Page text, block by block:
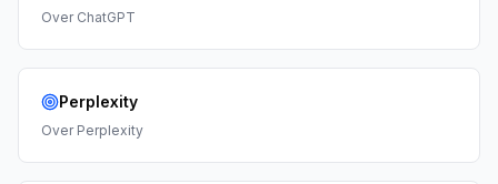
Over ChatGPT
Perplexity
Over Perplexity